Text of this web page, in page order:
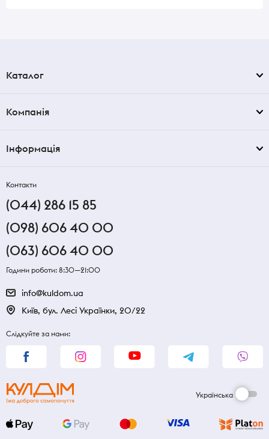
Каталог
Компанія
Інформація
Контакти
(044) 286 15 85
(098) 606 40 00
(063) 606 40 00
Години роботи: 8:30—21:00
info@kuldom.ua
Київ, бул. Лесі Українки, 20/22
Слідкуйте за нами:
Українська